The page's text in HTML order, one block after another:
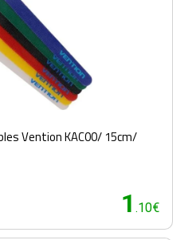
Vention KAC00/ 15cm/
1 .10€